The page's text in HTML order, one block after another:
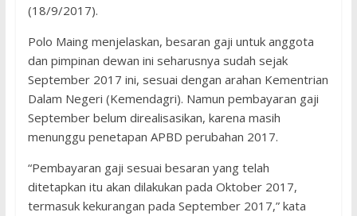
(18/9/2017).
Polo Maing menjelaskan, besaran gaji untuk anggota
dan pimpinan dewan ini seharusnya sudah sejak
September 2017 ini, sesuai dengan arahan Kementrian
Dalam Negeri (Kemendagri). Namun pembayaran gaji
September belum direalisasikan, karena masih
menunggu penetapan APBD perubahan 2017.
“Pembayaran gaji sesuai besaran yang telah
ditetapkan itu akan dilakukan pada Oktober 2017,
termasuk kekurangan pada September 2017,” kata